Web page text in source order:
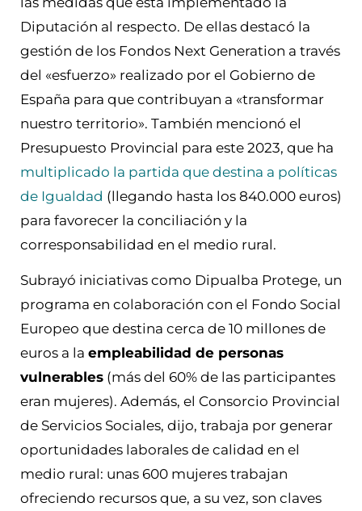
Diputación al respecto. De ellas destacó la
gestión de los Fondos Next Generation a través
del «esfuerzo» realizado por el Gobierno de
España para que contribuyan a «transformar
nuestro territorio». También mencionó el
Presupuesto Provincial para este 2023, que ha
multiplicado la partida que destina a políticas
de Igualdad (llegando hasta los 840.000 euros)
para favorecer la conciliación y la
corresponsabilidad en el medio rural.
Subrayó iniciativas como Dipualba Protege, un
programa en colaboración con el Fondo Social
Europeo que destina cerca de 10 millones de
euros a la empleabilidad de personas
vulnerables (más del 60% de las participantes
eran mujeres). Además, el Consorcio Provincial
de Servicios Sociales, dijo, trabaja por generar
oportunidades laborales de calidad en el
medio rural: unas 600 mujeres trabajan
ofreciendo recursos que, a su vez, son claves